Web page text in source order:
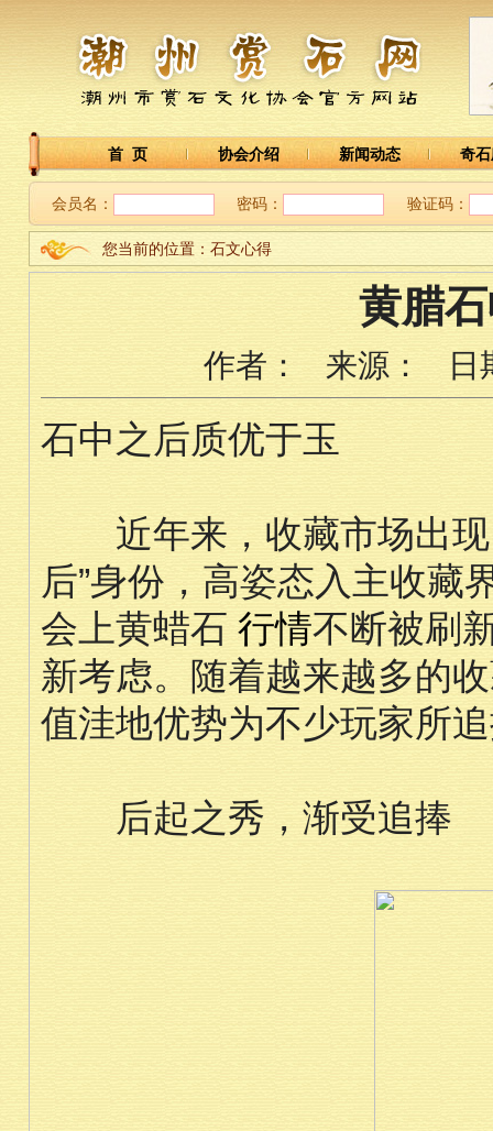
首 页 协会介绍 新闻动态 奇
会员名： 密码： 验证码：
您当前的位置：石文心得
黄腊
作者： 来源： 日
石中之后质优于玉
近年来，收藏市场出现
后”身份，高姿态入主收藏
会上黄蜡石 行情不断被刷
新考虑。随着越来越多的
值洼地优势为不少玩家所
后起之秀，渐受追捧